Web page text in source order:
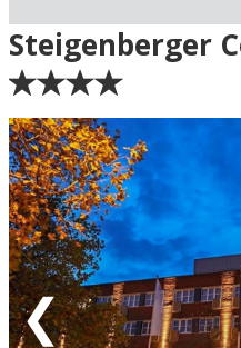
Ankomst
Grøn = Ankomstdatoen
igennem)
Gul = Ankomstdatoen er
bookes/reserveres - vi
bekræftelse)
Rød = Ankomstdatoen er
Hvid = Ingen ankomst
Eventuel rabat er fratrukket de
Steigenberger